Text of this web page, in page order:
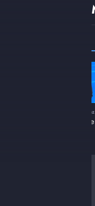
8 Haziran 2026,
Müge Anlı